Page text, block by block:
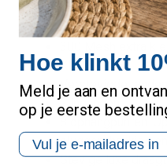
50 Denier
100% polyester
Kleur wit
Verstevigde randen
2 ingangen
8 ophangpunten.
pluggen, haakjes
Stevige luxe
Hoe klinkt
Meld je aan en
op je eerste
Email